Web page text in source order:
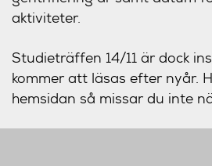
aktiviteter.
Studieträffen 14/11 är dock
kommer att läsas efter nyår.
hemsidan så missar du inte